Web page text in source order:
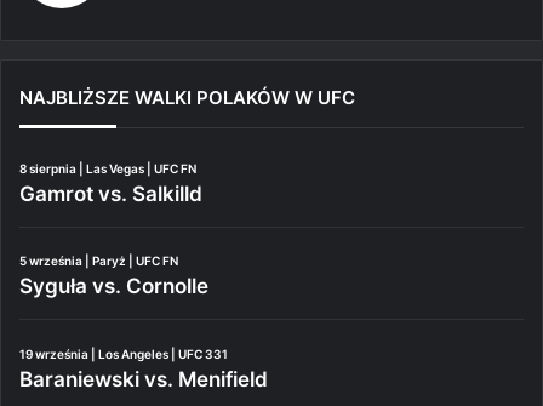
NAJBLIŻSZE WALKI POLAKÓW W UFC
8 sierpnia | Las Vegas | UFC FN
Gamrot vs. Salkilld
5 września | Paryż | UFC FN
Syguła vs. Cornolle
19 września | Los Angeles | UFC 331
Baraniewski vs. Menifield